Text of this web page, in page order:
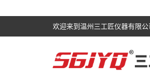
欢迎来到温州三工匠仪器有限公